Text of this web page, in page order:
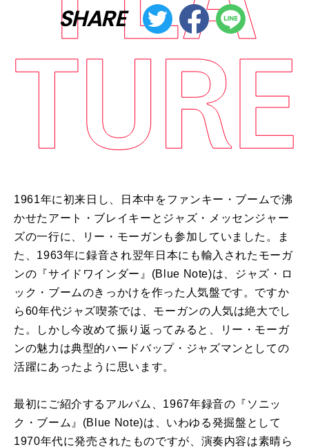
SHARE
1961年に初来日し、日本中をファンキー・ブームで沸
かせたアート・ブレイキーとジャズ・メッセンジャー
ズの一行に、リー・モーガンも参加していました。ま
た、1963年に録音され翌年日本にも輸入されたモーガ
ンの『サイドワインダー』(Blue Note)は、ジャズ・ロ
ック・ブームのきっかけを作った人気盤です。ですか
ら60年代ジャズ喫茶では、モーガンの人気は絶大でし
た。しかし今改めて振り返ってみると、リー・モーガ
ンの魅力は典型的ハードバップ・ジャズマンとしての
活躍にあったように思います。
最初にご紹介するアルバム、1967年録音の『ソニッ
ク・ブーム』(Blue Note)は、いわゆる発掘盤として
1970年代に発売されたものですが、演奏内容は素晴ら